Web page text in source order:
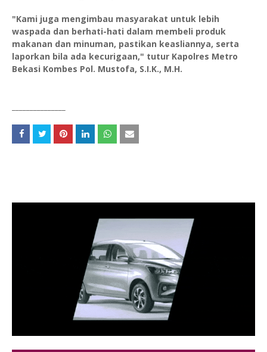
"Kami juga mengimbau masyarakat untuk lebih
waspada dan berhati-hati dalam membeli produk
makanan dan minuman, pastikan keasliannya, serta
laporkan bila ada kecurigaan," tutur Kapolres Metro
Bekasi Kombes Pol. Mustofa, S.I.K., M.H.